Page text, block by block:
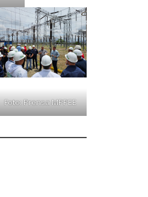
Foto: Prensa MPPEE